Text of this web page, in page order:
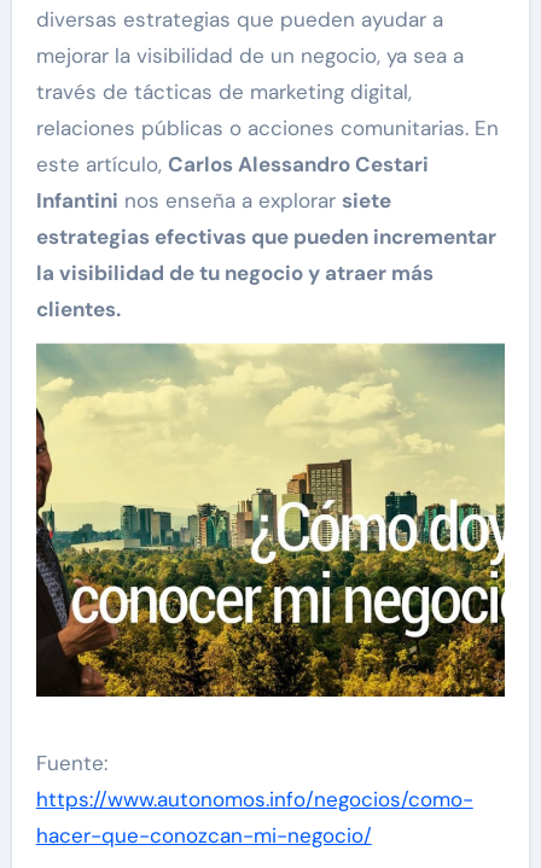
diversas estrategias que pueden ayudar a
mejorar la visibilidad de un negocio, ya sea a
través de tácticas de marketing digital,
relaciones públicas o acciones comunitarias. En
este artículo, Carlos Alessandro Cestari
Infantini nos enseña a explorar siete
estrategias efectivas que pueden incrementar
la visibilidad de tu negocio y atraer más
clientes.
Fuente:
https://www.autonomos.info/negocios/como-
hacer-que-conozcan-mi-negocio/